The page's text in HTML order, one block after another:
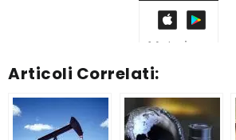
Articoli Correlati: